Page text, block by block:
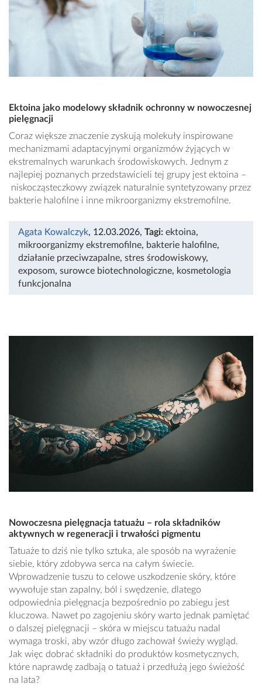
Ektoina jako modelowy składnik ochronny w nowoczesnej
pielęgnacji
Coraz większe znaczenie zyskują molekuły inspirowane
mechanizmami adaptacyjnymi organizmów żyjących w
ekstremalnych warunkach środowiskowych. Jednym z
najlepiej poznanych przedstawicieli tej grupy jest ektoina –
niskocząsteczkowy związek naturalnie syntetyzowany przez
bakterie halofilne i inne mikroorganizmy ekstremofilne.
Agata Kowalczyk, 12.03.2026, Tagi: ektoina,
mikroorganizmy ekstremofilne, bakterie halofilne,
działanie przeciwzapalne, stres środowiskowy,
exposom, surowce biotechnologiczne, kosmetologia
funkcjonalna
Nowoczesna pielęgnacja tatuażu – rola składników
aktywnych w regeneracji i trwałości pigmentu
Tatuaże to dziś nie tylko sztuka, ale sposób na wyrażenie
siebie, który zdobywa serca na całym świecie.
Wprowadzenie tuszu to celowe uszkodzenie skóry, które
wywołuje stan zapalny, ból i swędzenie, dlatego
odpowiednia pielęgnacja bezpośrednio po zabiegu jest
kluczowa. Nawet po zagojeniu skóry warto jednak pamiętać
o dalszej pielęgnacji – skóra w miejscu tatuażu nadal
wymaga troski, aby wzór długo zachował świeży wygląd.
Jak więc dobrać składniki do produktów kosmetycznych,
które naprawdę zadbają o tatuaż i przedłużą jego świeżość
na lata?